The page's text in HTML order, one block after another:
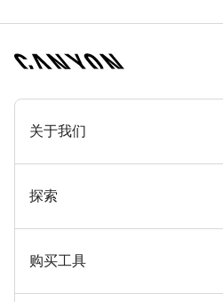
[footer.linksList.title]
关于我们
奖项
在 Canyon 工作
探索
新闻和故事
购买工具